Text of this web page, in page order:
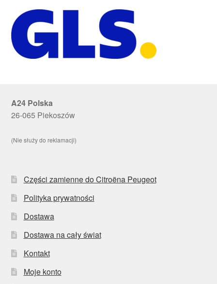
A24 Polska
26-065 Piekoszów
(Nie służy do reklamacji)
Części zamienne do Citroëna Peugeot
Polityka prywatności
Dostawa
Dostawa na cały świat
Kontakt
Moje konto